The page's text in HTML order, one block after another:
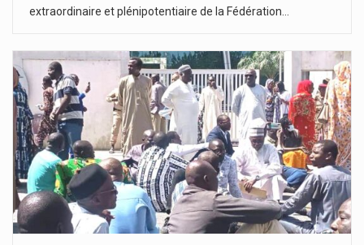
extraordinaire et plénipotentiaire de la Fédération…